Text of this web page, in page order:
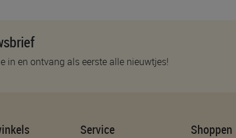
in en ontvang als eerste alle nieuwtjes!
Service Shoppen